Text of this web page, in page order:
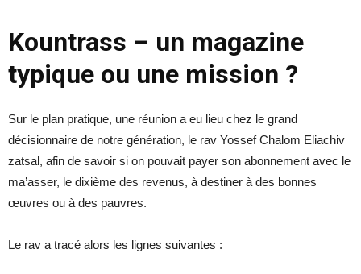
Kountrass – un magazine
typique ou une mission ?
Sur le plan pratique, une réunion a eu lieu chez le grand
décisionnaire de notre génération, le rav Yossef Chalom Eliachiv
zatsal, afin de savoir si on pouvait payer son abonnement avec le
ma’asser, le dixième des revenus, à destiner à des bonnes
œuvres ou à des pauvres.
Le rav a tracé alors les lignes suivantes :